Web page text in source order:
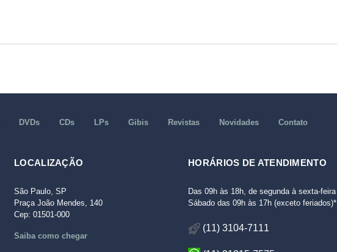
DVDs CDs LPs Gibis Revistas Novidades Contato
LOCALIZAÇÃO
São Paulo, SP
Praça João Mendes, 140
Cep: 01501-000
Saiba como chegar
HORÁRIOS DE ATENDIMENTO
Das 09h às 18h, de segunda à sexta-feira
Sábado das 09h às 17h (exceto feriados)*
(11) 3104-7111